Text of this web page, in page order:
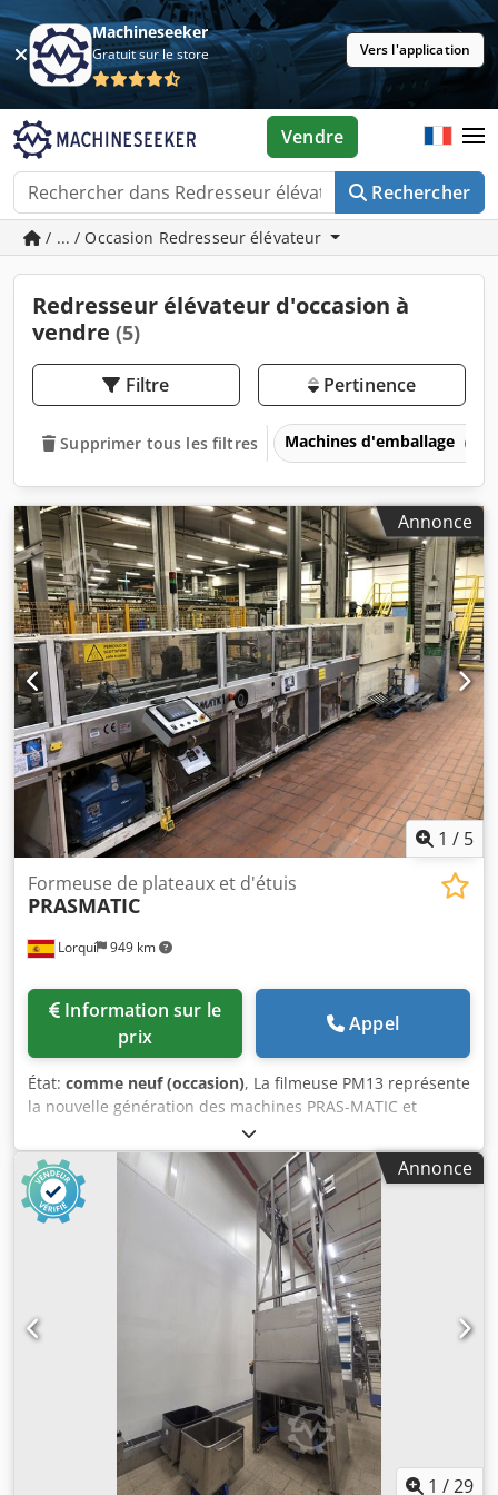
Machineseeker
Gratuit sur le store Vers l'application
Rechercher
Vendre
/ ... / Occasion Redresseur élévateur
Redresseur élévateur d'occasion à
vendre (5)
Filtre Pertinence
Supprimer tous les filtres Machines d'emballage
Annonce
1 / 5
Lorquí 949 km
Formeuse de plateaux et d'étuis
PRASMATIC
prix
Appel
État: comme neuf (occasion), La filmeuse PM13 représente
la nouvelle génération des machines PRAS-MATIC et
intègre toutes les caractéristiques techniques requises
pour l'emballage à grande vitesse sous film rétractable. La
PM13, sans barre de soudure, utilise une seule bobine
inférieure dont, par un mouvement continu et grâce à un
couteau rotatif, la feuille de film polyéthylène est
découpée aux dimensions souhaitées et enveloppée
autour des produits à emballer à l'aide de quatre barres
rotatives. Ce principe de fonctionnement permet
d’atteindre des cadences très élevées, car il élimine les
contraintes liées aux barres de soudure traditionnelles.
Les mécanismes de déroulement, d’alimentation et de
découpe de la bobine sont contrôlés
électroniquement.\nLa PM13 est conçue pour le
suremballage haute cadence des boîtes, bouteilles en PVC
et PET (fond plat ou à pétales), bocaux, bouteilles en verre,
flacons de détergents et bouteilles
Annonce
1 /29